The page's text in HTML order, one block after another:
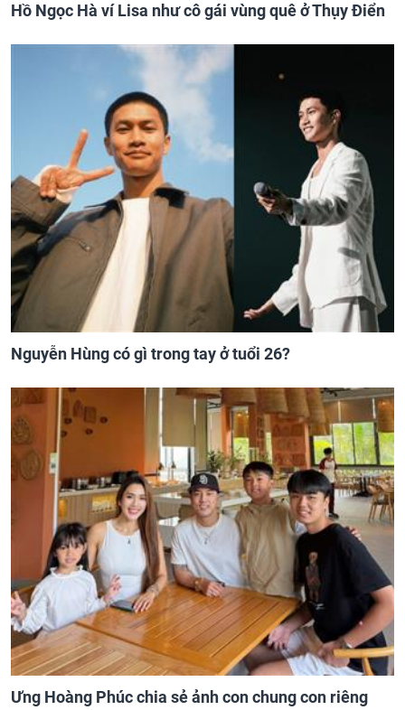
Hồ Ngọc Hà ví Lisa như cô gái vùng quê ở Thụy Điển
Nguyễn Hùng có gì trong tay ở tuổi 26?
Ưng Hoàng Phúc chia sẻ ảnh con chung con riêng